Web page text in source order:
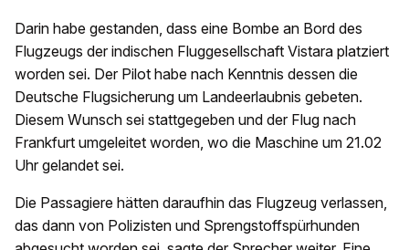
Darin habe gestanden, dass eine Bombe an Bord des
Flugzeugs der indischen Fluggesellschaft Vistara platziert
worden sei. Der Pilot habe nach Kenntnis dessen die
Deutsche Flugsicherung um Landeerlaubnis gebeten.
Diesem Wunsch sei stattgegeben und der Flug nach
Frankfurt umgeleitet worden, wo die Maschine um 21.02
Uhr gelandet sei.
Die Passagiere hätten daraufhin das Flugzeug verlassen,
das dann von Polizisten und Sprengstoffspürhunden